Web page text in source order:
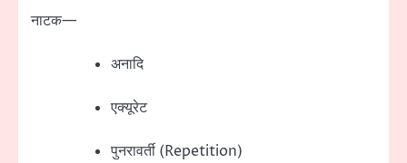
नाटक—
अनादि
एक्यूरेट
पुनरावर्ती (Repetition)